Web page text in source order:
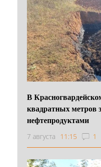
В
квадратных метров
нефтепродуктами
7 августа 11:15 1